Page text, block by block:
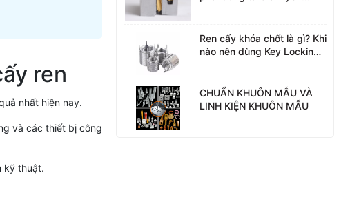
ren
nhất hiện nay.
và các thiết bị công
kỹ thuật.
Ren cấy khóa chốt là gì? Khi
nào nên dùng Key Locking
CHUẨN KHUÔN MẪU VÀ
LINH KIỆN KHUÔN MẪU